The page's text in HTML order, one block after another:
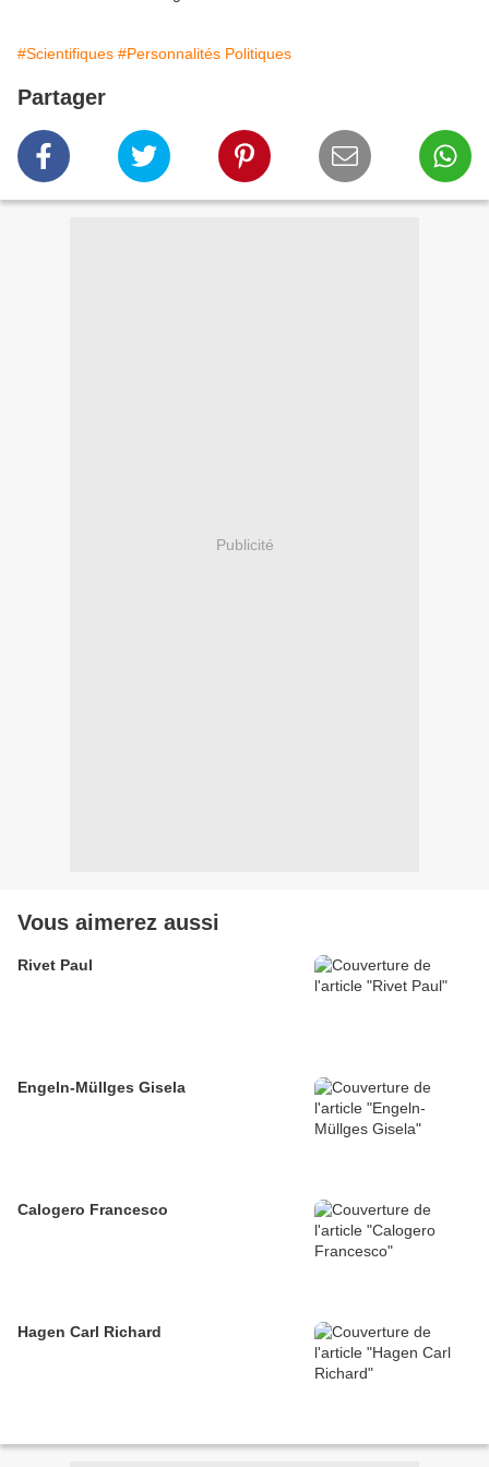
#Scientifiques #Personnalités Politiques
Partager
Publicité
Vous aimerez aussi
Rivet Paul
Engeln-Müllges Gisela
Calogero Francesco
Hagen Carl Richard